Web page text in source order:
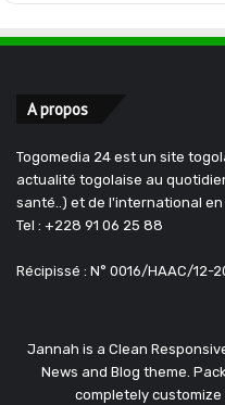
A propos
Togomedia 24 est un site
actualité togolaise au
santé..) et de l'international
Tel : +228 91 06 25 88
Récipissé : N° 0016/HAAC/12-
Jannah is a Clean
News and Blog theme.
completely